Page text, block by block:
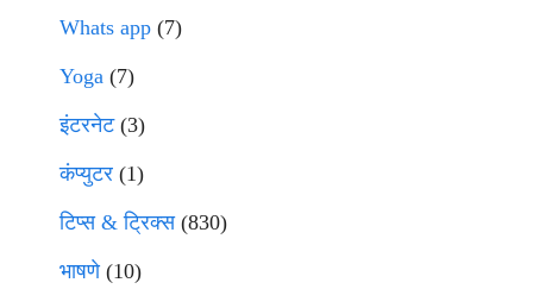
Whats app (7)
Yoga (7)
इंटरनेट(3)
कंप्युटर (1)
टिप्स & ट्रिक्स(830)
भाषणे(10)